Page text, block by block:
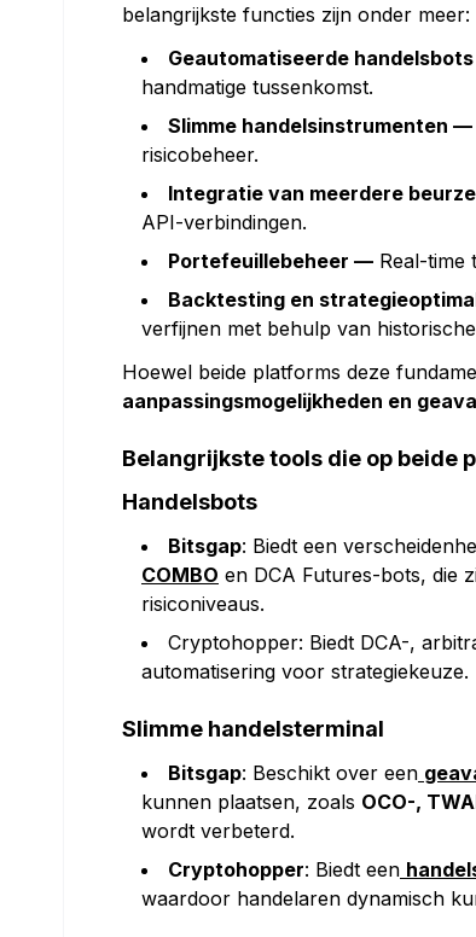
belangrijkste functies zijn onder meer:
Geautomatiseerde
handmatige tussenkomst.
Slimme handelsinstrumenten —
risicobeheer.
Integratie van meerdere
API-verbindingen.
Portefeuillebeheer — Real-time
Backtesting en
verfijnen met behulp van
Hoewel beide platforms deze
aanpassingsmogelijkheden en
Belangrijkste tools die op beide
Handelsbots
Bitsgap: Biedt een
COMBO en DCA Futures-bots, die
risiconiveaus.
Cryptohopper: Biedt DCA-,
automatisering voor strategiekeuze.
Slimme handelsterminal
Bitsgap: Beschikt over een
kunnen plaatsen, zoals OCO-,
wordt verbeterd.
Cryptohopper: Biedt een
waardoor handelaren dynamisch